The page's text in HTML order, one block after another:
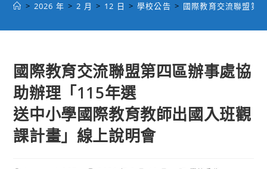
> 2026 年 > 2 月 > 12 日 > 學校公告 > 國際教育交流聯盟第
國際教育交流聯盟第四區辦事處協
助辦理「115年選
送中小學國際教育教師出國入班觀
課計畫」線上說明會